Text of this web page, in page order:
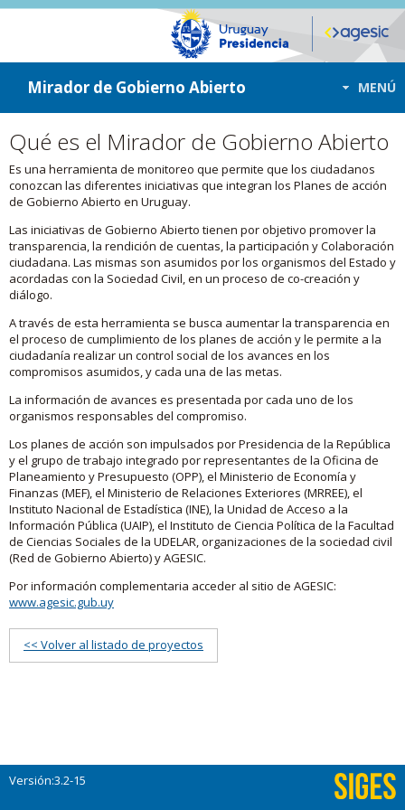
ir a contenido
ir al menú
Mirador de Gobierno Abierto MENÚ
Qué es el Mirador de Gobierno Abierto
Es una herramienta de monitoreo que permite que los ciudadanos
conozcan las diferentes iniciativas que integran los Planes de acción
de Gobierno Abierto en Uruguay.
Las iniciativas de Gobierno Abierto tienen por objetivo promover la
transparencia, la rendición de cuentas, la participación y Colaboración
ciudadana. Las mismas son asumidos por los organismos del Estado y
acordadas con la Sociedad Civil, en un proceso de co-creación y
diálogo.
A través de esta herramienta se busca aumentar la transparencia en
el proceso de cumplimiento de los planes de acción y le permite a la
ciudadanía realizar un control social de los avances en los
compromisos asumidos, y cada una de las metas.
La información de avances es presentada por cada uno de los
organismos responsables del compromiso.
Los planes de acción son impulsados por Presidencia de la República
y el grupo de trabajo integrado por representantes de la Oficina de
Planeamiento y Presupuesto (OPP), el Ministerio de Economía y
Finanzas (MEF), el Ministerio de Relaciones Exteriores (MRREE), el
Instituto Nacional de Estadística (INE), la Unidad de Acceso a la
Información Pública (UAIP), el Instituto de Ciencia Política de la Facultad
de Ciencias Sociales de la UDELAR, organizaciones de la sociedad civil
(Red de Gobierno Abierto) y AGESIC.
Por información complementaria acceder al sitio de AGESIC:
www.agesic.gub.uy
<< Volver al listado de proyectos
Versión:3.2-15